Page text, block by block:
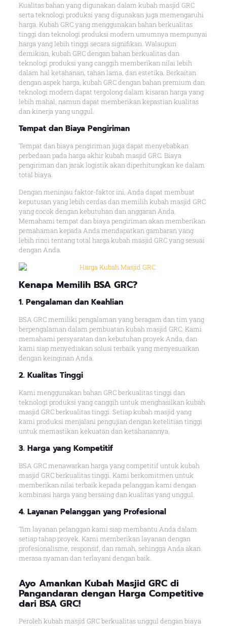
Kualitas bahan yang digunakan dalam kubah masjid GRC
serta teknologi produksi yang digunakan juga memengaruhi
harga. Kubah GRC yang menggunakan bahan berkualitas
tinggi dan teknologi produksi modern umumnya mempunyai
harga yang lebih tinggi secara signifikan. Walaupun
demikian, kubah GRC dengan bahan berkualitas dan
teknologi produksi yang canggih memberikan nilai lebih
dalam hal ketahanan, tahan lama, dan estetika. Berkaitan
dengan aspek harga, kubah GRC dengan bahan premium dan
teknologi modern dapat tergolong dalam kisaran harga yang
lebih mahal, namun dapat memberikan kepastian kualitas
dan kinerja yang unggul.
Tempat dan Biaya Pengiriman
Tempat dan biaya pengiriman juga dapat menyebabkan
perbedaan pada harga akhir kubah masjid GRC. Biaya
pengiriman dan jarak logistik akan diperhitungkan ke dalam
total biaya.
Dengan meninjau faktor-faktor ini, Anda dapat membuat
keputusan yang lebih cerdas dan memilih kubah masjid GRC
yang cocok dengan kebutuhan dan anggaran Anda.
Memahami tempat dan biaya pengiriman akan memberikan
pemahaman kepada Anda mendapatkan gambaran yang
lebih rinci tentang total harga kubah masjid GRC yang sesuai
dengan Anda.
Kenapa Memilih BSA GRC?
1. Pengalaman dan Keahlian
BSA GRC memiliki pengalaman yang beragam dan tim yang
berpengalaman dalam pembuatan kubah masjid GRC. Kami
memahami persyaratan dan kebutuhan proyek Anda, dan
kami siap menyediakan solusi terbaik yang menyesuaikan
dengan keinginan Anda.
2. Kualitas Tinggi
Kami menggunakan bahan GRC berkualitas tinggi dan
teknologi produksi yang canggih untuk menghasilkan kubah
masjid GRC berkualitas tinggi. Setiap kubah masjid yang
kami produksi menjalani pengujian dengan ketelitian tinggi
untuk memastikan kekuatan dan ketahanannya.
3. Harga yang Kompetitif
BSA GRC menawarkan harga yang competitif untuk kubah
masjid GRC berkualitas tinggi. Kami berkomitmen untuk
memberikan nilai terbaik kepada pelanggan kami dengan
kombinasi harga yang bersaing dan kualitas yang unggul.
4. Layanan Pelanggan yang Profesional
Tim layanan pelanggan kami siap membantu Anda dalam
setiap tahap proyek. Kami memberikan layanan dengan
profesionalisme, responsif, dan ramah, sehingga Anda akan
merasa nyaman dan terlayani dengan baik.
Ayo Amankan Kubah Masjid GRC di
Pangandaran dengan Harga Competitive
dari BSA GRC!
Peroleh kubah masjid GRC berkualitas unggul dengan biaya